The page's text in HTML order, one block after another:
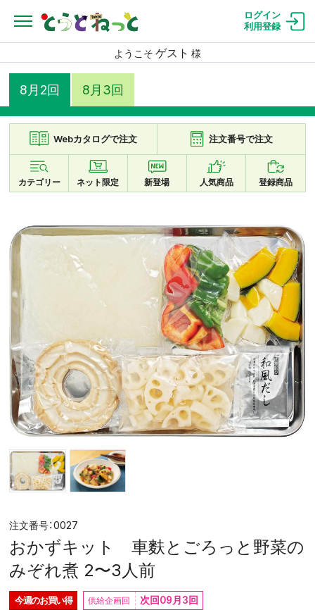
ログイン
利用登録
ようこそ ゲスト 様
8月2回 8月3回
Webカタログで注文 注文番号で注文
カテゴリー ネット限定 新登場 人気商品 登録商品
0027
おかずキット 車麩とごろっと野菜の
みぞれ煮 2〜3人前
今週のお買い得 次回09月3回